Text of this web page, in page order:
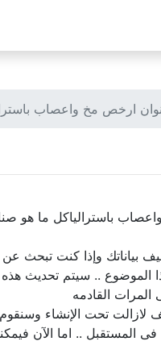
ارخص مخ واعصاب
باسترالياكل ما هو
بياناتك وإذا كنت تبحث
الموضوع .. سيتم تحديث
القادمه
تحت الإنشاء وسنقوم
المستقبل .. اما الآن